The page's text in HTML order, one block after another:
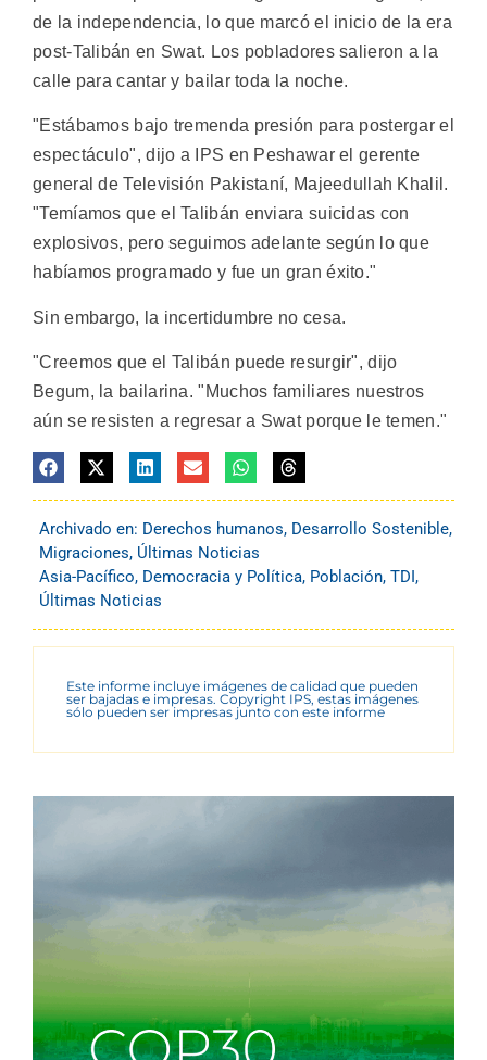
de la independencia, lo que marcó el inicio de la era
post-Talibán en Swat. Los pobladores salieron a la
calle para cantar y bailar toda la noche.
"Estábamos bajo tremenda presión para postergar el
espectáculo", dijo a IPS en Peshawar el gerente
general de Televisión Pakistaní, Majeedullah Khalil.
"Temíamos que el Talibán enviara suicidas con
explosivos, pero seguimos adelante según lo que
habíamos programado y fue un gran éxito."
Sin embargo, la incertidumbre no cesa.
"Creemos que el Talibán puede resurgir", dijo
Begum, la bailarina. "Muchos familiares nuestros
aún se resisten a regresar a Swat porque le temen."
Archivado en: Derechos humanos, Desarrollo Sostenible,
Migraciones, Últimas Noticias
Asia-Pacífico, Democracia y Política, Población, TDI,
Últimas Noticias
Este informe incluye imágenes de calidad que pueden
ser bajadas e impresas. Copyright IPS, estas imágenes
sólo pueden ser impresas junto con este informe